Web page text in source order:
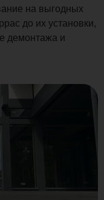
на выгодных
до их установки,
демонтажа и